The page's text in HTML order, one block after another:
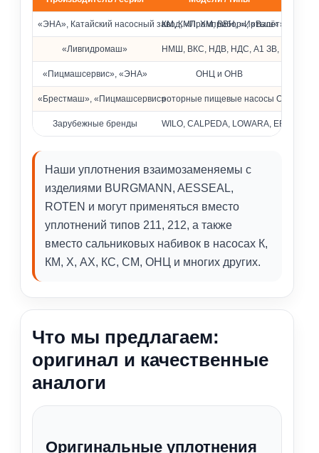
Совместимость с насосами различных брендов
«ЭНА», Катайский насосный завод, «Промприбор», «Взлёт»
КМ, КМЛ, ХМ, ВВН, «Иртыш» и др.
«Ливгидромаш» НМШ, ВКС, НДВ, НДС, А1 ЗВ, КМ
«Пицмашсервис», «ЭНА» ОНЦ и ОНВ
«Брестмаш», «Пицмашсервис»роторные пищевые насосы ОРА
Зарубежные бренды WILO, CALPEDA, LOWARA, EBARA,
Наши уплотнения взаимозаменяемы с
изделиями BURGMANN, AESSEAL,
ROTEN и могут применяться вместо
уплотнений типов 211, 212, а также
вместо сальниковых набивок в насосах К,
КМ, Х, АХ, КС, СМ, ОНЦ и многих других.
Что мы предлагаем:
оригинал и качественные
аналоги
Оригинальные уплотнения